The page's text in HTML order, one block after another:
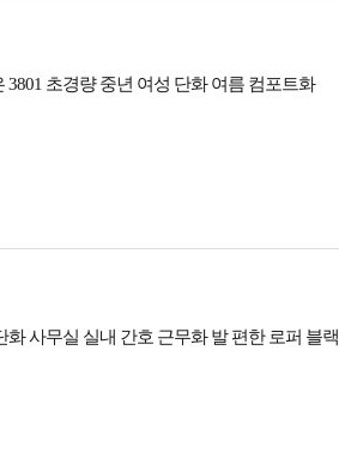
3801 초경량 중년 여성 단화 여름 컴포트화
화 사무실 실내 간호 근무화 발 편한 로퍼 블랙